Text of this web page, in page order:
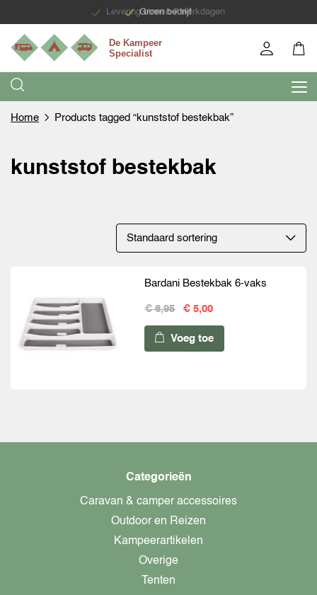
Groen bedrijf
Levering binnen 7 werkdagen
Home Products tagged “kunststof bestekbak”
kunststof bestekbak
Bardani Bestekbak 6-vaks
€ 6,95 € 5,00
Voeg toe
Categorieën
Caravan & camper accessoires
Outdoor en Reizen
Kampeerartikelen
Overige
Tenten